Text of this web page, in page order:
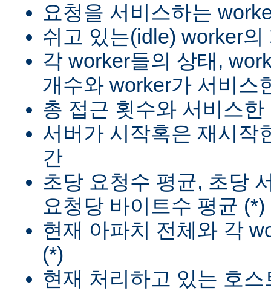
요청을 서비스하는
쉬고 있는(idle) worker의
각 worker들의 상태,
개수와 worker가 서비스
총 접근 횟수와 서비스
서버가 시작혹은 재시작
간
초당 요청수 평균, 초당
요청당 바이트수 평균 (*)
현재 아파치 전체와 각
(*)
현재 처리하고 있는 호